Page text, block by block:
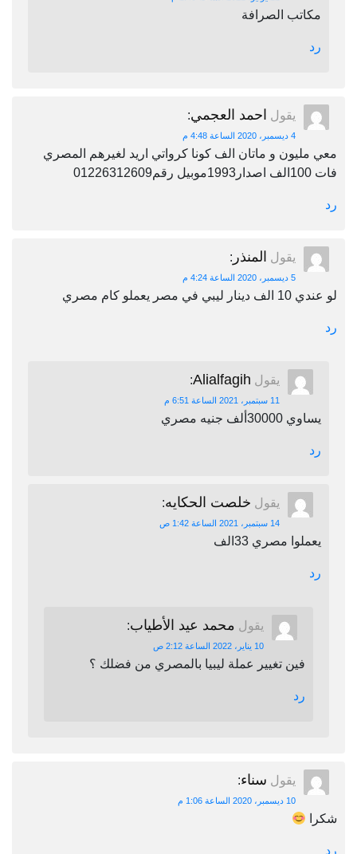
مكاتب الصرافة
رد
يقول احمد العجمي:
4 ديسمبر، 2020 الساعة 4:48 م
معي مليون و ماتان الف كونا كرواتي اريد لغيرهم المصري
فات 100الف اصدار1993موبيل رقم01226312609
رد
يقول المنذر :
5 ديسمبر، 2020 الساعة 4:24 م
لو عندي 10 الف دينار ليبي في مصر يعملو كام مصري
رد
يقول Alialfagih
:
11 سبتمبر، 2021 الساعة 6:51 م
يساوي 30000ألف جنيه مصري
رد
يقول خلصت الحكايه:
14 سبتمبر، 2021 الساعة 1:42 ص
يعملوا مصري 33الف
رد
يقول محمد عيد الأطياب:
10 يناير، 2022 الساعة 2:12 ص
فين تغيير عملة ليبيا بالمصري من فضلك ؟
رد
يقول سناء:
10 ديسمبر، 2020 الساعة 1:06 م
شكرا
رد